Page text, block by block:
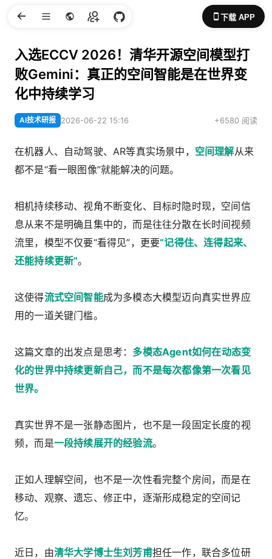
下载 APP
入选ECCV 2026！清华开源空间模型打
败Gemini：真正的空间智能是在世界变
化中持续学习
AI技术研报 2026-06-22 15:16 +6580 阅读
在机器人、自动驾驶、AR等真实场景中， 空间理解从来
都不是“看一眼图像”就能解决的问题。
相机持续移动、视角不断变化、目标时隐时现，空间信
息从来不是明确且集中的，而是往往分散在长时间视频
流里，模型不仅要“看得见”，更要“记得住、连得起来、
还能持续更新”。
这使得流式空间智能成为多模态大模型迈向真实世界应
用的一道关键门槛。
这篇文章的出发点是思考： 多模态Agent如何在动态变
化的世界中持续更新自己，而不是每次都像第一次看见
世界。
真实世界不是一张静态图片，也不是一段固定长度的视
频，而是一段持续展开的经验流。
正如人理解空间，也不是一次性看完整个房间，而是在
移动、观察、遗忘、修正中，逐渐形成稳定的空间记
忆。
近日，由清华大学博士生刘芳甫担任一作，联合多位研